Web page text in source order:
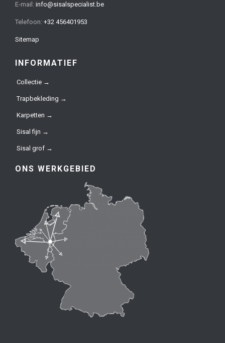
E-mail: info@sisalspecialist.be
Telefoon: +32 456401953
Sitemap
INFORMATIEF
Collectie →
Trapbekleding →
Karpetten →
Sisal fijn →
Sisal grof →
ONS WERKGEBIED